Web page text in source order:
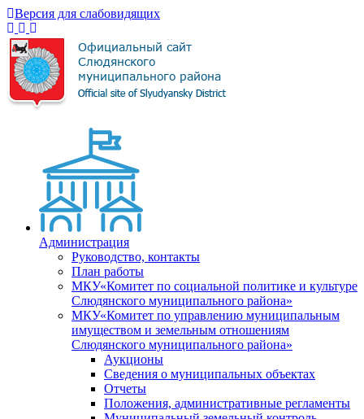
Версия для слабовидящих
Администрация
Руководство, контакты
План работы
МКУ«Комитет по социальной политике и культуре
Слюдянского муниципального района»
МКУ«Комитет по управлению муниципальным
имуществом и земельным отношениям
Слюдянского муниципального района»
Аукционы
Сведения о муниципальных объектах
Отчеты
Положения, административные регламенты